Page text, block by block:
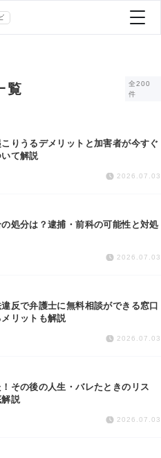
方へ
覧
全200
件
りうるデメリットと加害者が今すぐ
て解説
2026.07.03
処分は？逮捕・前科の可能性と対処
2026.07.03
反で弁護士に無料相談ができる窓口
リットも解説
2026.07.03
その後の人生・バレたときのリス
説
2026.07.03